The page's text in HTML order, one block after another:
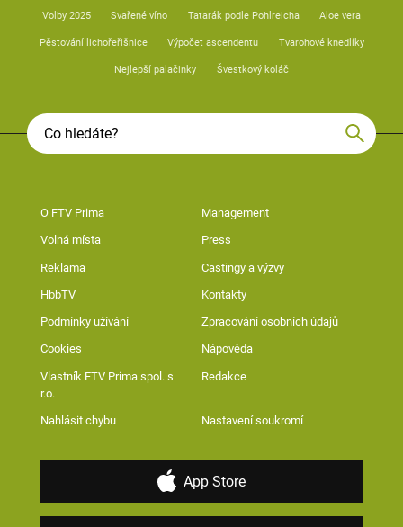
Volby 2025 Svařené víno Tatarák podle Pohlreicha Aloe vera
Pěstování lichořeřišnice Výpočet ascendentu Tvarohové knedlíky
Nejlepší palačinky Švestkový koláč
O FTV Prima Management
Volná místa Press
Reklama Castingy a výzvy
HbbTV Kontakty
Podmínky užívání Zpracování osobních údajů
Cookies Nápověda
Vlastník FTV Prima spol. s
r.o.
Redakce
Nahlásit chybu Nastavení soukromí
App Store